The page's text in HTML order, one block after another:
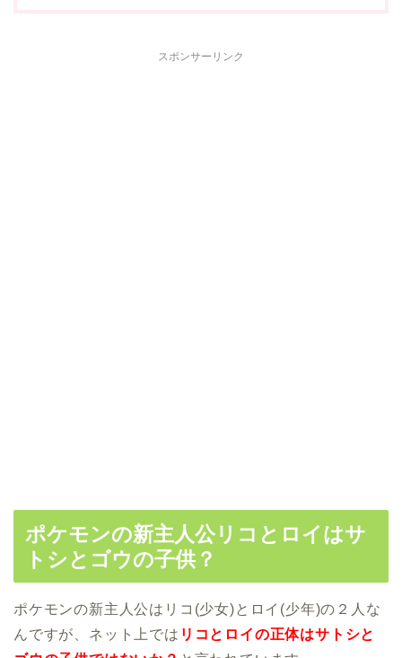
スポンサーリンク
ポケモンの新主人公リコとロイはサ
トシとゴウの子供？
ポケモンの新主人公はリコ(少女)とロイ(少年)の２人な
んですが、ネット上では リコとロイの正体はサトシと